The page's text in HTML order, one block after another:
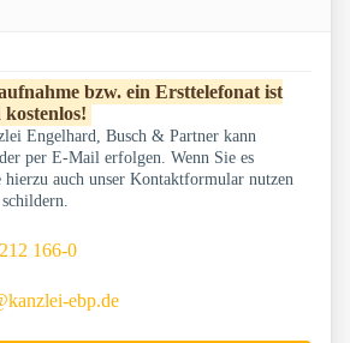
bzw. ein Ersttelefonat ist
Engelhard, Busch & Partner kann
per E-Mail erfolgen. Wenn Sie es
hierzu auch unser Kontaktformular nutzen
166-0
ebp.de